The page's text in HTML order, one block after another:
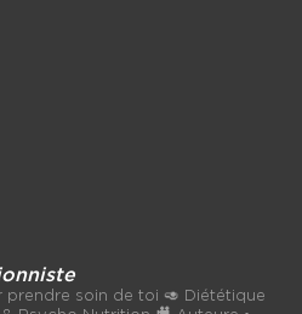
prendre soin de toi 🥑 Diététique